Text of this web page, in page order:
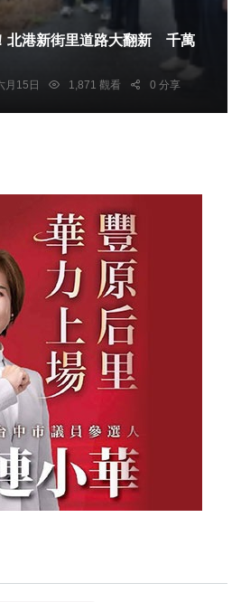
北港新街里道路大翻新 千萬
月15日 1,871 觀看 0 分享